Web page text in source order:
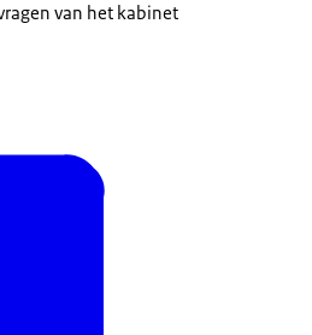
van het kabinet